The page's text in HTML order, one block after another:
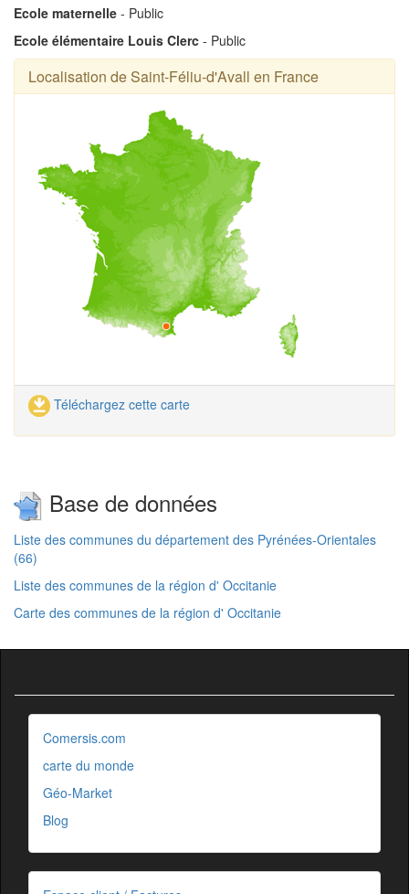
Ecole maternelle - Public
Ecole élémentaire Louis Clerc - Public
Localisation de Saint-Féliu-d'Avall en France
Téléchargez cette carte
Base de données
Liste des communes du département des Pyrénées-Orientales
(66)
Liste des communes de la région d' Occitanie
Carte des communes de la région d' Occitanie
Comersis.com
carte du monde
Géo-Market
Blog